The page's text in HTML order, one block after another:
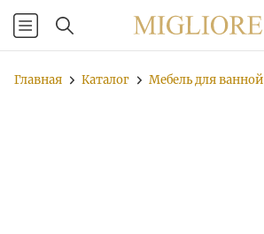
Главная Каталог Мебель для ванной